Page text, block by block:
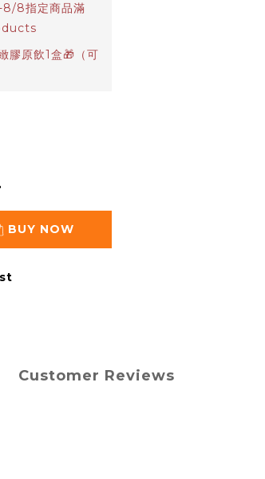
8指定商品滿
膠原飲1盒🎁（可
BUY NOW
Customer Reviews